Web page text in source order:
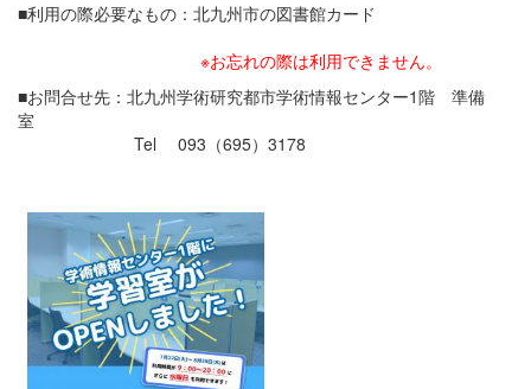
■利用の際必要なもの：北九州市の図書館カード
※お忘れの際は利用できません。
■お問合せ先：北九州学術研究都市学術情報センター1階 準備
室
Tel 093（695）3178